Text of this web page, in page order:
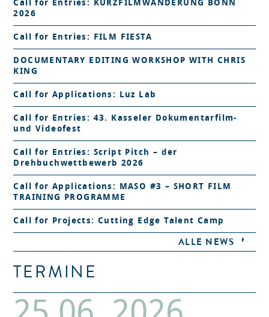
Call for Entries: KURZFILMWANDERUNG BONN
2026
Call for Entries: FILM FIESTA
DOCUMENTARY EDITING WORKSHOP WITH CHRIS
KING
Call for Applications: Luz Lab
Call for Entries: 43. Kasseler Dokumentarfilm-
und Videofest
Call for Entries: Script Pitch – der
Drehbuchwettbewerb 2026
Call for Applications: MASO #3 – SHORT FILM
TRAINING PROGRAMME
Call for Projects: Cutting Edge Talent Camp
ALLE NEWS
TERMINE